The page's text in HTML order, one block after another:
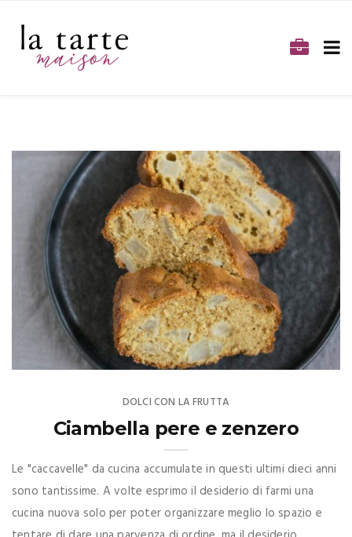
DOLCI CON LA FRUTTA
Ciambella pere e zenzero
Le "caccavelle" da cucina accumulate in questi ultimi dieci anni
sono tantissime. A volte esprimo il desiderio di farmi una
cucina nuova solo per poter organizzare meglio lo spazio e